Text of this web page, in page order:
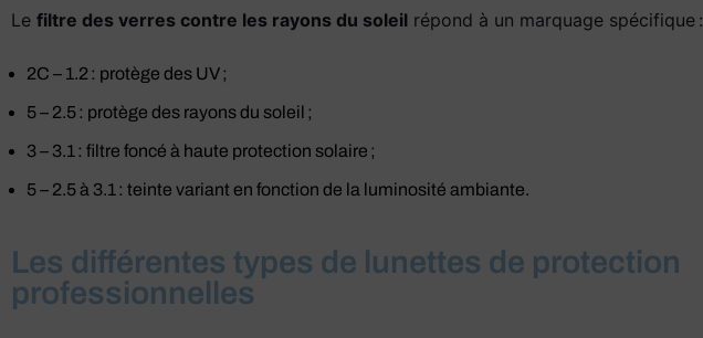
Le filtre des verres contre les rayons du soleil répond à un marquage spécifique :
2C – 1.2 : protège des UV ;
5 – 2.5 : protège des rayons du soleil ;
3 – 3.1 : filtre foncé à haute protection solaire ;
5 – 2.5 à 3.1 : teinte variant en fonction de la luminosité ambiante.
Les différentes types de lunettes de protection
professionnelles